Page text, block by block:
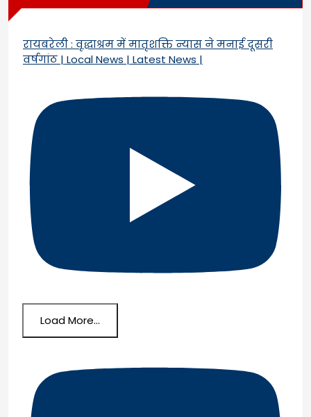
रायबरेली : वृद्धाश्रम में मातृशक्ति न्यास ने मनाई दूसरी
वर्षगांठ | Local News | Latest News |
Load More...